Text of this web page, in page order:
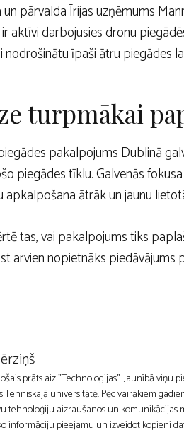
pārvalda Īrijas uzņēmums
aktīvi darbojusies dronu
nodrošinātu īpaši ātru piegādes
turpmākai
pakalpojums Dublinā
piegādes tīklu. Galvenās
apkalpošana ātrāk un jaunu
tas, vai pakalpojums tiks
arvien nopietnāks piedāvājums
prāts aiz "Technologijas". Jaunībā viņu
Tehniskajā universitātē. Pēc vairākiem
tehnoloģiju aizraušanos un komunikācijas
informāciju pieejamu un izveidot kopieni